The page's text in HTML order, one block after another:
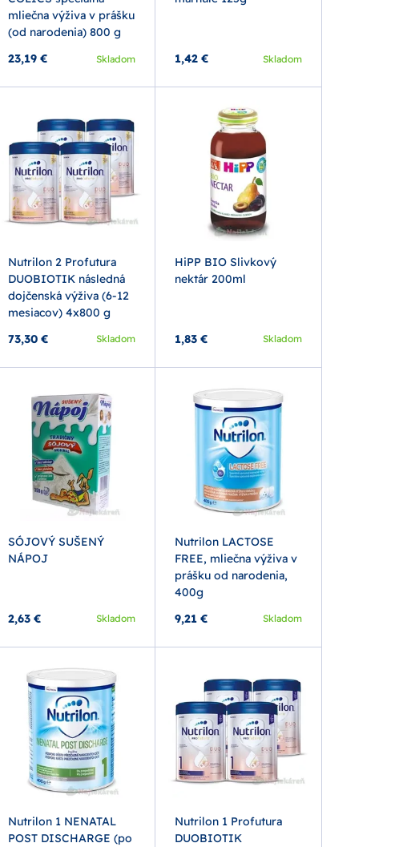
mliečna výživa v prášku
(od narodenia) 800 g
23,19 €
Skladom 1,42 € Skladom
Nutrilon 2 Profutura
DUOBIOTIK následná
dojčenská výživa (6-12
mesiacov) 4x800 g
73,30 €
Skladom
HiPP BIO Slivkový
nektár 200ml
1,83 € Skladom
SÓJOVÝ SUŠENÝ
NÁPOJ
2,63 € Skladom
Nutrilon LACTOSE
FREE, mliečna výživa v
prášku od narodenia,
400g
9,21 €
Skladom
Nutrilon 1 NENATAL
POST DISCHARGE (po
Nutrilon 1 Profutura
DUOBIOTIK